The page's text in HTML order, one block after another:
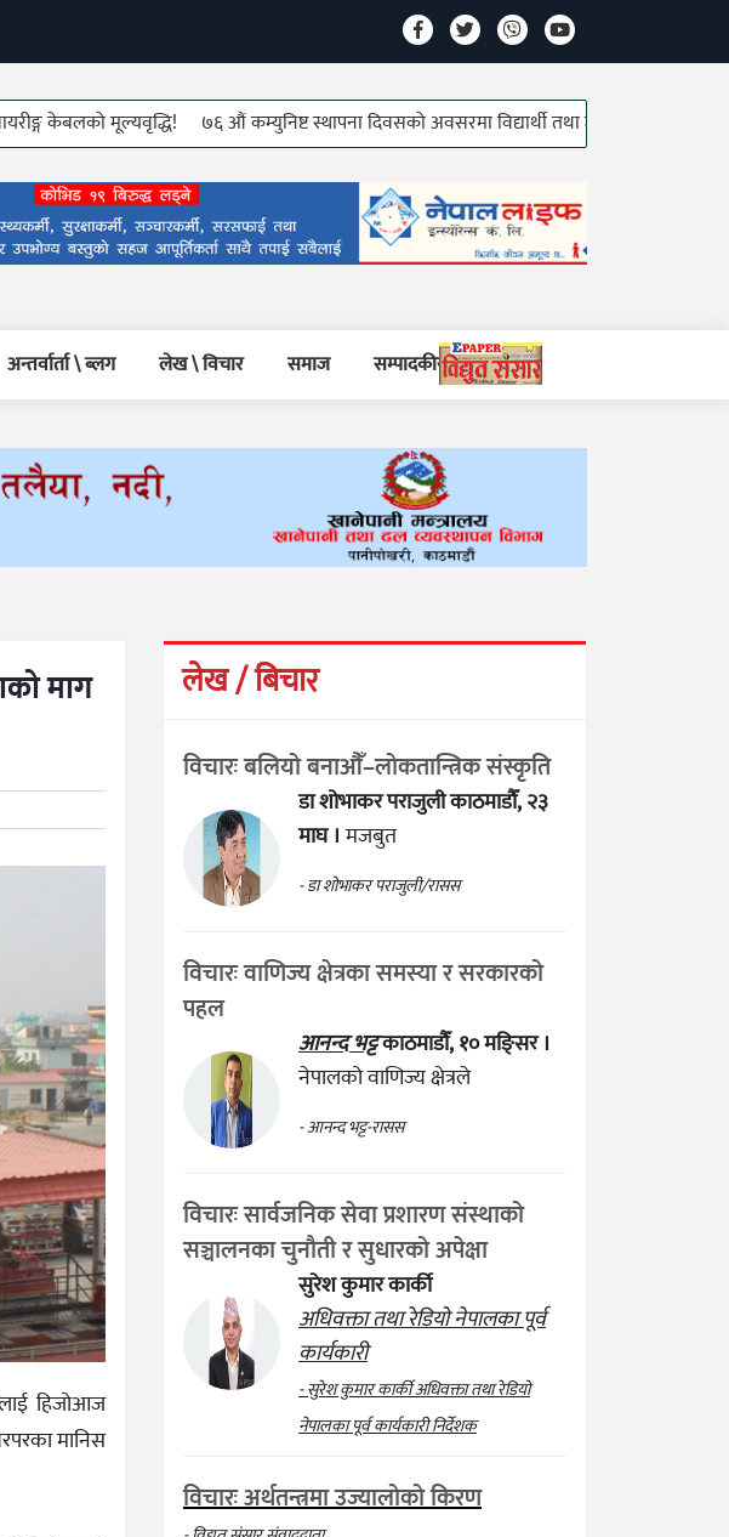
मूल्यवृद्धि! ७६ औं कम्युनिष्ट स्थापना दिवसको अवसरमा विद्यार्थी तथा जेष्ठ कम्युनिष्ट योद्धाहरु
अन्तर्वार्ता \ ब्लग लेख \ विचार समाज सम्पादकीय
माग
हिजोआज
मानिस
लेख / बिचार
विचारः बलियो बनाऔँ–लोकतान्त्रिक संस्कृति
डा शोभाकर पराजुलीकाठमाडौँ, २३
माघ ।मजबुत
- डा शोभाकर पराजुली/रासस
विचारः वाणिज्य क्षेत्रका समस्या र सरकारको
पहल
आनन्द भट्टकाठमाडौँ, १० मङ्सिर ।
नेपालको वाणिज्य क्षेत्रले
- आनन्द भट्ट-रासस
विचारः सार्वजनिक सेवा प्रशारण संस्थाको
सञ्चालनका चुनौती र सुधारको अपेक्षा
सुरेश कुमार कार्की
अधिवक्ता तथा रेडियो नेपालका पूर्व
कार्यकारी
- सुरेश कुमार कार्की अधिवक्ता तथा रेडियो
नेपालका पूर्व कार्यकारी निर्देशक
विचारः अर्थतन्त्रमा उज्यालोको किरण